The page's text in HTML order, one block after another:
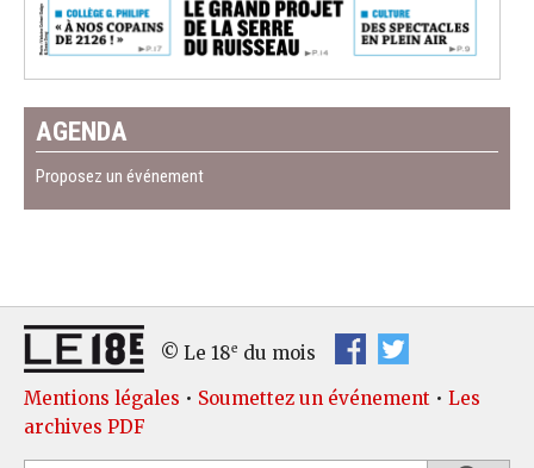
AGENDA
Proposez un événement
© Le 18e du mois
Mentions légales • Soumettez un événement • Les
archives PDF